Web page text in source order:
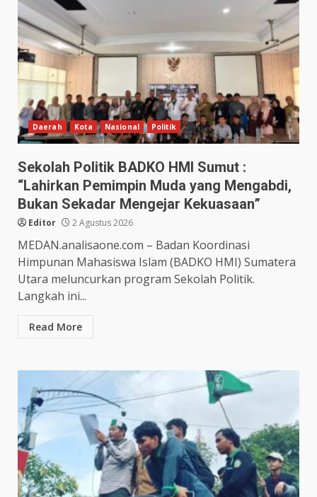
Daerah Kota Nasional Politik
Sekolah Politik BADKO HMI Sumut :
“Lahirkan Pemimpin Muda yang Mengabdi,
Bukan Sekadar Mengejar Kekuasaan”
Editor 2 Agustus 2026
MEDAN.analisaone.com – Badan Koordinasi
Himpunan Mahasiswa Islam (BADKO HMI) Sumatera
Utara meluncurkan program Sekolah Politik.
Langkah ini...
Read More